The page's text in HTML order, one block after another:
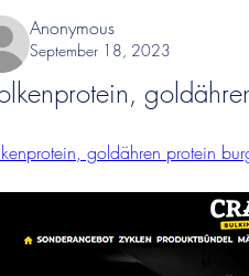
Anonymous
September 18, 2023
goldähren protein